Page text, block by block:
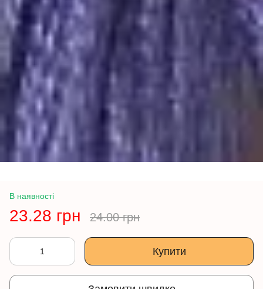
В наявності
23.28 грн 24.00 грн
Купити